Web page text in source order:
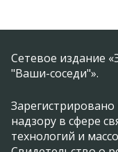
Сетевое издание
"Ваши-соседи"».
надзору в сфере
технологий и